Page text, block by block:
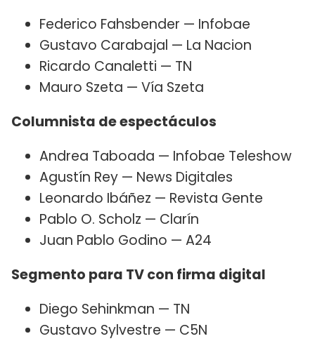
Federico Fahsbender — Infobae
Gustavo Carabajal — La Nacion
Ricardo Canaletti — TN
Mauro Szeta — Vía Szeta
Columnista de espectáculos
Andrea Taboada — Infobae Teleshow
Agustín Rey — News Digitales
Leonardo Ibáñez — Revista Gente
Pablo O. Scholz — Clarín
Juan Pablo Godino — A24
Segmento para TV con firma digital
Diego Sehinkman — TN
Gustavo Sylvestre — C5N